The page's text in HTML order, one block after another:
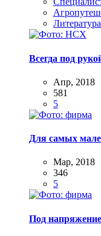
Литература
Всегда под
Апр, 2018
581
5
Для самых
Мар, 2018
346
5
Под